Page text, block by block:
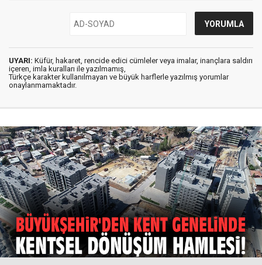
UYARI: Küfür, hakaret, rencide edici cümleler veya imalar, inançlara saldırı
içeren, imla kuralları ile yazılmamış,
Türkçe karakter kullanılmayan ve büyük harflerle yazılmış yorumlar
onaylanmamaktadır.